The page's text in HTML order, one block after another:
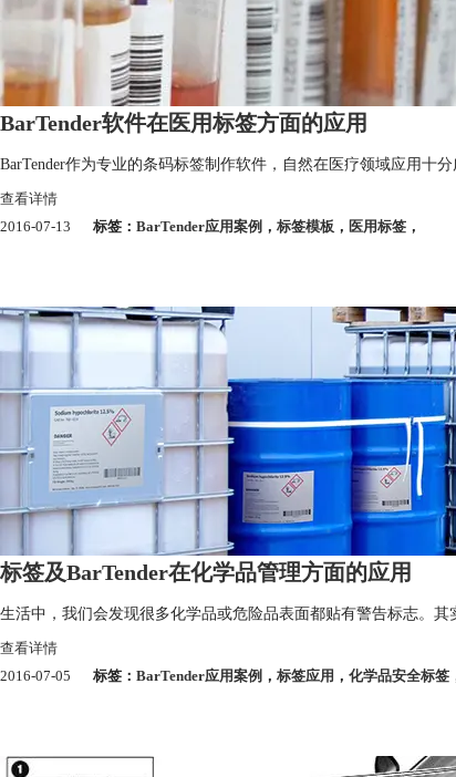
BarTender软件在医用标签方面的应用
BarTender作为专业的条码标签制作软件，自然在医疗领域应用十
查看详情
2016-07-13
标签： BarTender应用案例 ， 标签模板 ， 医用标签 ，
标签及BarTender在化学品管理方面的应用
生活中，我们会发现很多化学品或危险品表面都贴有警告标志。
查看详情
2016-07-05
标签： BarTender应用案例 ， 标签应用 ， 化学品安全标签